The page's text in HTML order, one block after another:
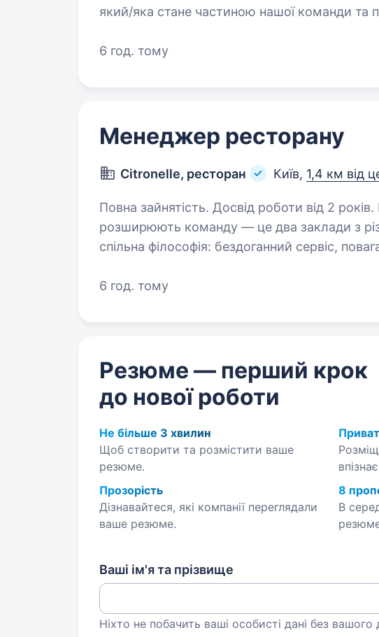
який/яка стане частиною нашої команди та
6 год. тому
Менеджер ресторану
Citronelle, ресторан Київ, 1,4 км від
Повна зайнятість. Досвід роботи від 2 років. Компанія Citronelle та Saint Bar
розширюють команду — це два заклади з
спільна філософія: бездоганний сервіс,
6 год. тому
Резюме — перший крок
до нової роботи
Не більше 3 хвилин
Щоб створити та розмістити ваше
резюме.
Прозорість
Дізнавайтеся, які компанії переглядали
ваше резюме.
8
В
Ваші ім'я та прізвище
Ніхто не побачить ваші особисті дані без вашого